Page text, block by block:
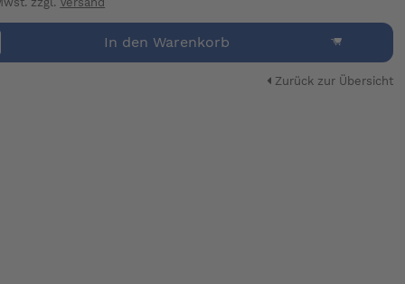
zzgl. Versand
In den Warenkorb
Zurück zur Übersicht